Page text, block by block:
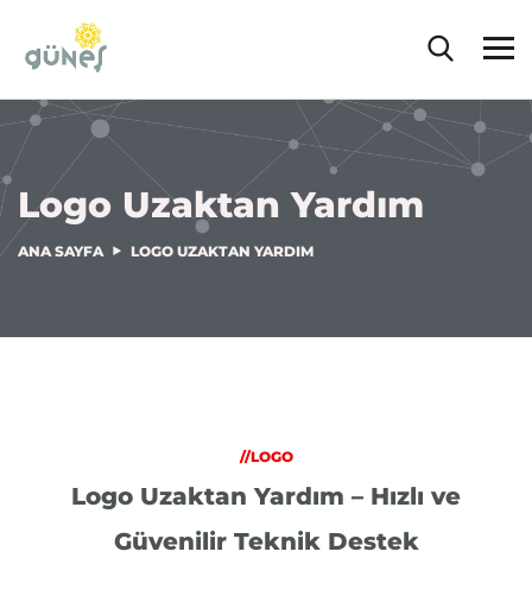
Logo Uzaktan Yardım
ANA SAYFA LOGO UZAKTAN YARDIM
//LOGO
Logo Uzaktan Yardım – Hızlı ve
Güvenilir Teknik Destek